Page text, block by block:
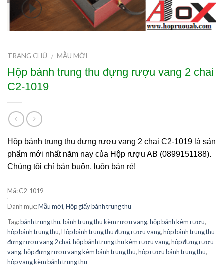
TRANG CHỦ / MẪU MỚI
Hộp bánh trung thu đựng rượu vang 2 chai
C2-1019
Hộp bánh trung thu đựng rượu vang 2 chai C2-1019 là sản
phẩm mới nhất năm nay của Hộp rượu AB (0899151188).
Chúng tôi chỉ bán buôn, luôn bán rẻ!
Mã:C2-1019
Danh mục:Mẫu mới,Hộp giấy bánh trung thu
Tag:bánh trung thu,bánh trung thu kèm rượu vang,hộp bánh kèm rượu,
hộp bánh trung thu,Hộp bánh trung thu đựng rượu vang,hộp bánh trung thu
đựng rượu vang 2 chai,hộp bánh trung thu kèm rượu vang,hộp đựng rượu
vang,hộp đựng rượu vang kèm bánh trung thu,hộp rượu bánh trung thu,
hộp vang kèm bánh trung thu